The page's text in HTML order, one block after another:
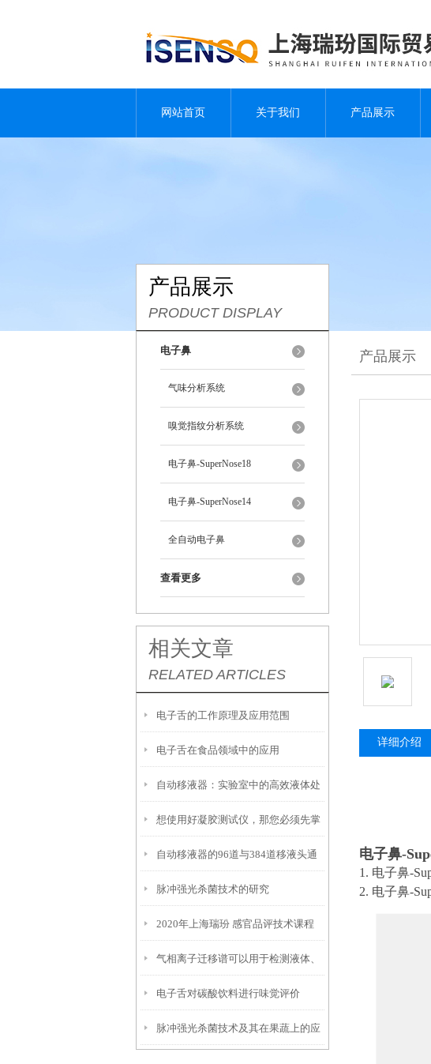
网站首页 关于我们 产品展示
产品展示
PRODUCT DISPLAY
电子鼻
气味分析系统
嗅觉指纹分析系统
电子鼻-SuperNose18
电子鼻-SuperNose14
全自动电子鼻
查看更多
相关文章
RELATED ARTICLES
电子舌的工作原理及应用范围
电子舌在食品领域中的应用
自动移液器：实验室中的高效液体处
理工具
想使用好凝胶测试仪，那您必须先掌
握好它的结构
自动移液器的96道与384道移液头通
量解析
脉冲强光杀菌技术的研究
2020年上海瑞玢 感官品评技术课程
气相离子迁移谱可以用于检测液体、
固体和气体混合物中的各种易挥发物
电子舌对碳酸饮料进行味觉评价
脉冲强光杀菌技术及其在果蔬上的应
产品展示
详细介绍
电子鼻-
1. 电子鼻-
2. 电子鼻-